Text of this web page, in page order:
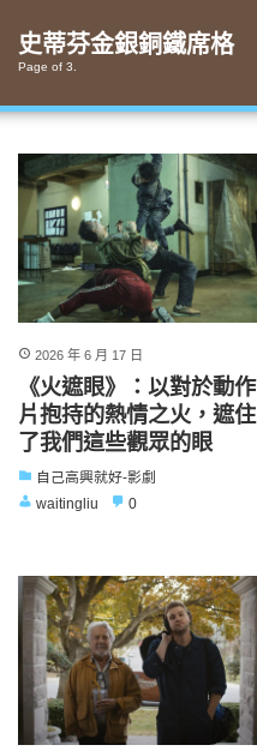
content
史蒂芬金銀銅鐵席格
Page of 3.
2026 年 6 月 17 日
《火遮眼》：以對於動作
片抱持的熱情之火，遮住
了我們這些觀眾的眼
自己高興就好-影劇
waitingliu
0